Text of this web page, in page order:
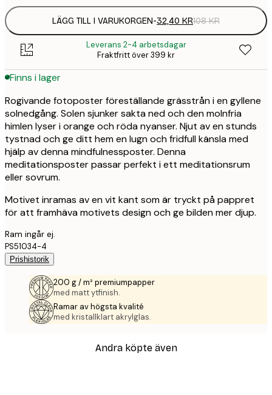
LÄGG TILL I VARUKORGEN-32,40 KR108 KR
Leverans 2-4 arbetsdagar
Fraktfritt över 399 kr
Finns i lager
Rogivande fotoposter föreställande grässtrån i en gyllene
solnedgång. Solen sjunker sakta ned och den molnfria
himlen lyser i orange och röda nyanser. Njut av en stunds
tystnad och ge ditt hem en lugn och fridfull känsla med
hjälp av denna mindfulnessposter. Denna
meditationsposter passar perfekt i ett meditationsrum
eller sovrum.
Motivet inramas av en vit kant som är tryckt på pappret
för att framhäva motivets design och ge bilden mer djup.
Ram ingår ej.
PS51034-4
Prishistorik
200 g / m² premiumpapper
med matt ytfinish.
Ramar av högsta kvalité
med kristallklart akrylglas.
Andra köpte även